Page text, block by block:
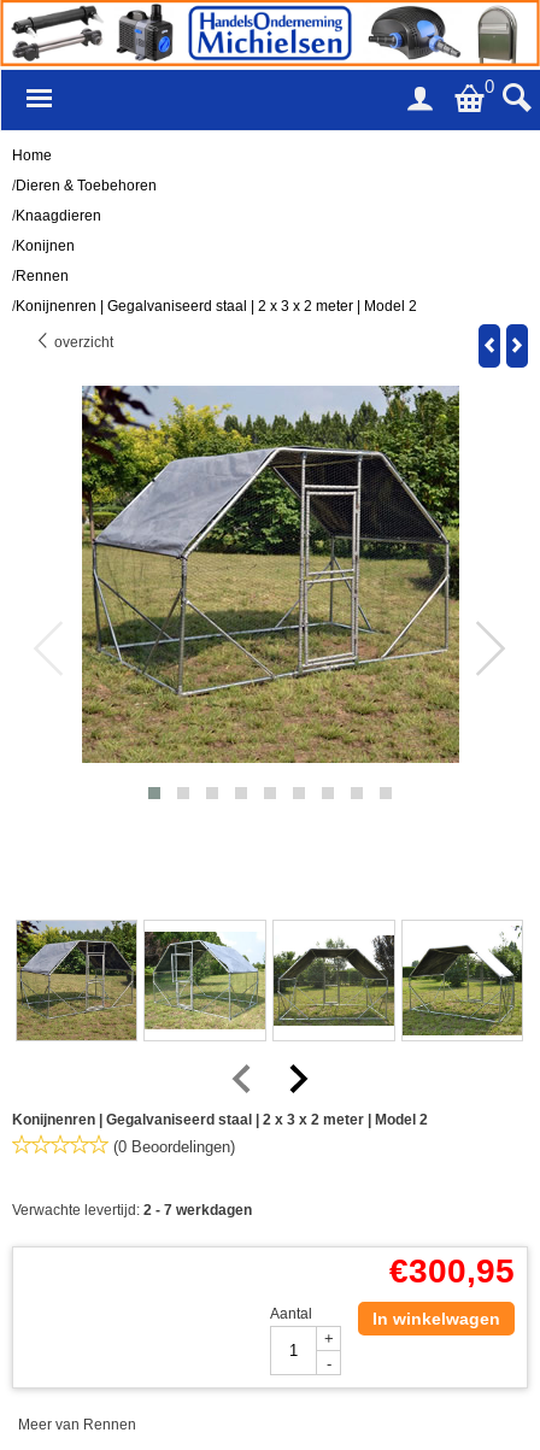
0
Home
/Dieren & Toebehoren
/Knaagdieren
/Konijnen
/Rennen
/Konijnenren | Gegalvaniseerd staal | 2 x 3 x 2 meter | Model 2
overzicht
Konijnenren | Gegalvaniseerd staal | 2 x 3 x 2 meter | Model 2
(0 Beoordelingen)
Verwachte levertijd: 2 - 7 werkdagen
€300,95
Aantal
+
-
In winkelwagen
Meer van Rennen